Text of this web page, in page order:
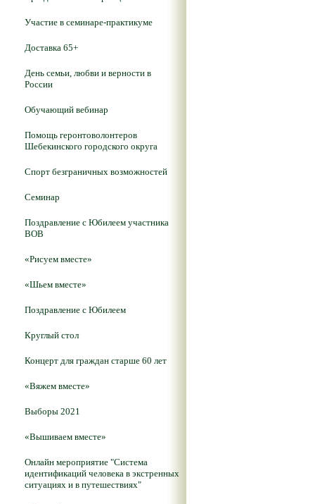
Участие в семинаре-практикуме
Доставка 65+
День семьи, любви и верности в
России
Обучающий вебинар
Помощь геронтоволонтеров
Шебекинского городского округа
Спорт безграничных возможностей
Семинар
Поздравление с Юбилеем участника
ВОВ
«Рисуем вместе»
«Шьем вместе»
Поздравление с Юбилеем
Круглый стол
Концерт для граждан старше 60 лет
«Вяжем вместе»
Выборы 2021
«Вышиваем вместе»
Онлайн мероприятие "Система
идентификаций человека в экстренных
ситуациях и в путешествиях"